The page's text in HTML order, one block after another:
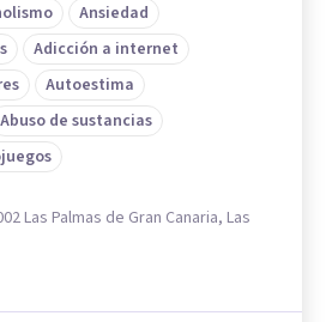
Ansiedad
Adicción a internet
Autoestima
Abuso de sustancias
Las Palmas de Gran Canaria, Las